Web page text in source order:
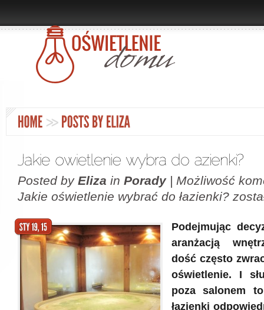
Posted by Eliza in Porady| Możliwość
Jakie oświetlenie wybrać do łazienki?
Podejmując
aranżacją
dość często
oświetlenie. I
poza salonem
łazienki